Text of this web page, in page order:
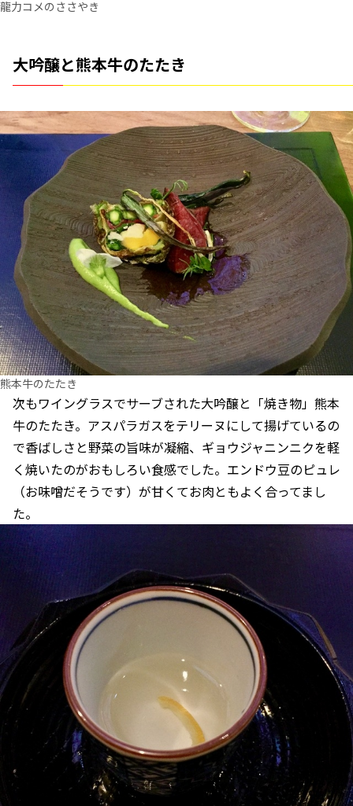
龍力コメのささやき
大吟醸と熊本牛のたたき
熊本牛のたたき
次もワイングラスでサーブされた大吟醸と「焼き物」熊本
牛のたたき。アスパラガスをテリーヌにして揚げているの
で香ばしさと野菜の旨味が凝縮、ギョウジャニンニクを軽
く焼いたのがおもしろい食感でした。エンドウ豆のピュレ
（お味噌だそうです）が甘くてお肉ともよく合ってまし
た。